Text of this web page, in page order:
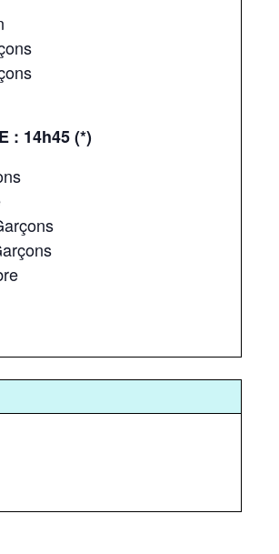
: 14h45 (*)